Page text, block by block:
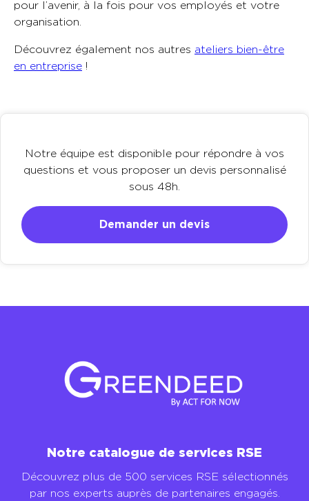
pour l’avenir, à la fois pour vos employés et votre
organisation.
Découvrez également nos autres ateliers bien-être
en entreprise !
Notre équipe est disponible pour répondre à vos
questions et vous proposer un devis personnalisé
sous 48h.
Demander un devis
Notre catalogue de services RSE
Découvrez plus de 500 services RSE sélectionnés
par nos experts auprès de partenaires engagés.